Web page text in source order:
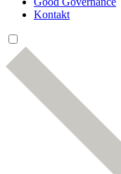
Kontakt